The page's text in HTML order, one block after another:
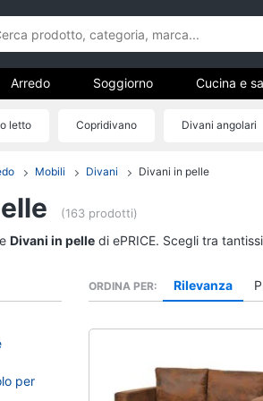
Arredo
Soggiorno
Tende
Studio e ufficio
Arredo Soggiorno Cucina e
letto Copridivano Divani angolari
Mobili Divani Divani in pelle
(163 prodotti)
Divani in pelle di ePRICE. Scegli tra
per
ORDINA PER Rilevanza